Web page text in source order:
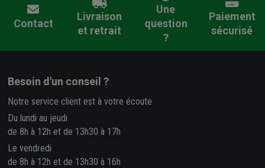
Contact
Livraison
et retrait
Une
question
?
Paiement
sécurisé
Besoin d'un conseil ?
Notre service client est à votre écoute
Du lundi au jeudi
de 8h à 12h et de 13h30 à 17h
Le vendredi
de 8h à 12h et de 13h30 à 16h